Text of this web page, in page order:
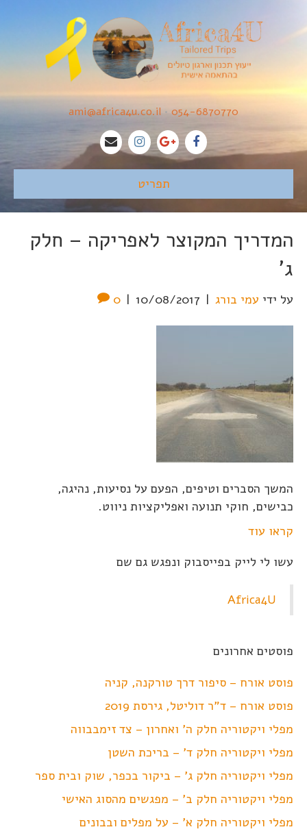
054-6870770
•
ami@africa4u.co.il
תפריט
המדריך המקוצר לאפריקה – חלק
ג'
על ידי עמי בורג |
10/08/2017
|
0
המשך הסברים וטיפים, הפעם על נסיעות, נהיגה,
כבישים, חוקי תנועה ואפליקציות ניווט.
קראו עוד
עשו לי לייק בפייסבוק ונפגש גם שם
Africa4U
פוסטים אחרונים
פוסט אורח – סיפור דרך טורקנה, קניה
פוסט אורח – ד"ר דוליטל, גירסת 2019
מפלי ויקטוריה חלק ה' ואחרון – צד זימבבווה
מפלי ויקטוריה חלק ד' – בריכת השטן
מפלי ויקטוריה חלק ג' – ביקור בכפר, שוק ובית ספר
מפלי ויקטוריה חלק ב' – מפגשים מהסוג האישי
מפלי ויקטוריה חלק א' – על מפלים ובבונים